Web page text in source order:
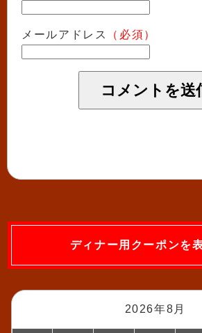
メールアドレス （必須）
ディナー用クーポンを
2026年8月